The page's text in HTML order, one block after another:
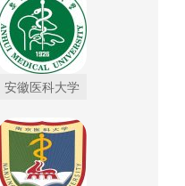
安徽医科大学